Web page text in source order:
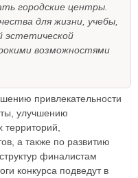
городские центры.
для жизни, учебы,
эстетической
возможностями
привлекательности
улучшению
территорий,
а также по развитию
финалистам
конкурса подведут в